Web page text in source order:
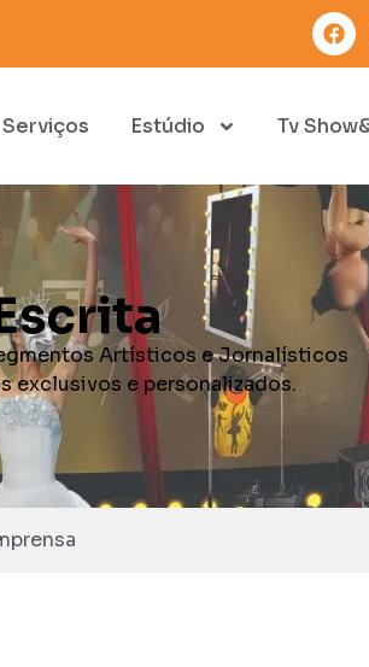
Serviços Estúdio Tv
Artísticos e Jornalísticos
exclusivos e personalizados.